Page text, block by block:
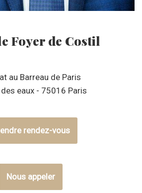
Foyer de Costil
au Barreau de Paris
eaux - 75016 Paris
rendez-vous
Nous appeler